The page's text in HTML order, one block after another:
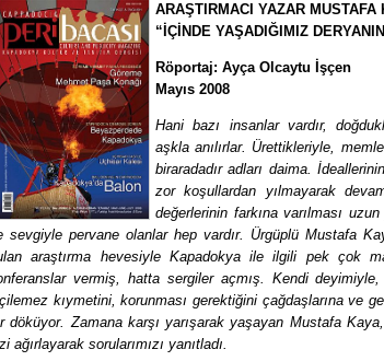
ARAŞTIRMACI YAZAR MUSTAFA
“İÇİNDE YAŞADIĞIMIZ
Röportaj: Ayça Olcaytu İşçen
Mayıs 2008
Hani bazı insanlar vardır,
aşkla anılırlar. Ürettikleriyle,
biraradadır adları daima.
zor koşullardan yılmayarak
değerlerinin farkına varılması
sevgiyle pervane olanlar hep vardır. Ürgüplü Mustafa
araştırma hevesiyle Kapadokya ile ilgili pek çok
vermiş, hatta sergiler açmış. Kendi deyimiyle,
kıymetini, korunması gerektiğini çağdaşlarına ve
döküyor. Zamana karşı yarışarak yaşayan Mustafa
ağırlayarak sorularımızı yanıtladı.